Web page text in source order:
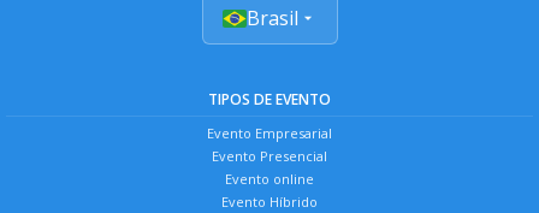
Brasil
TIPOS DE EVENTO
Evento Empresarial
Evento Presencial
Evento online
Evento Híbrido